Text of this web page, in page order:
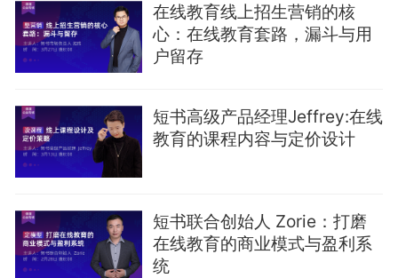
在线教育线上招生营销的核
心：在线教育套路，漏斗与用
户留存
短书高级产品经理Jeffrey:在线
教育的课程内容与定价设计
短书联合创始人 Zorie：打磨
在线教育的商业模式与盈利系
统